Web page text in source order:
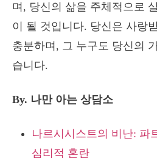
며, 당신의 삶을 주체적으로
이 될 것입니다. 당신은 사랑
충분하며, 그 누구도 당신의
습니다.
By. 나만 아는 상담소
나르시시스트의 비난: 파
심리적 혼란